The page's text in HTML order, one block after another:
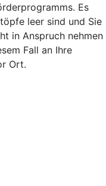
Es
leer sind und Sie
in Anspruch nehmen
Fall an Ihre
Ort.